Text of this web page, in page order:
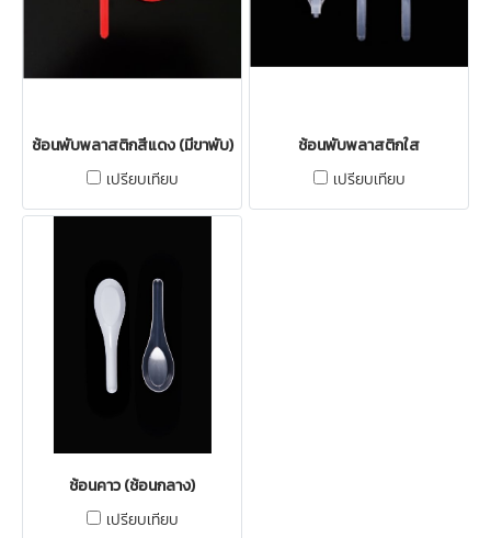
ช้อนพับพลาสติกสีแดง (มีขาพับ)
เปรียบเทียบ
ช้อนพับพลาสติกใส
เปรียบเทียบ
ช้อนคาว (ช้อนกลาง)
เปรียบเทียบ